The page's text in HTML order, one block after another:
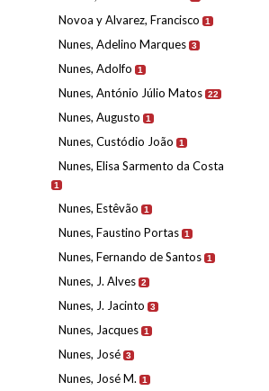
Novoa y Alvarez, Francisco 1
Nunes, Adelino Marques 3
Nunes, Adolfo 1
Nunes, António Júlio Matos 22
Nunes, Augusto 1
Nunes, Custódio João 1
Nunes, Elisa Sarmento da Costa
1
Nunes, Estêvão 1
Nunes, Faustino Portas 1
Nunes, Fernando de Santos 1
Nunes, J. Alves 2
Nunes, J. Jacinto 3
Nunes, Jacques 1
Nunes, José 3
Nunes, José M. 1